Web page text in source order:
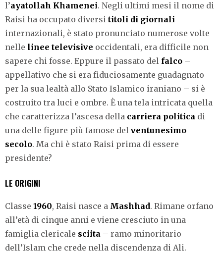
l’ayatollah Khamenei. Negli ultimi mesi il nome di
Raisi ha occupato diversi titoli di giornali
internazionali, è stato pronunciato numerose volte
nelle linee televisive occidentali, era difficile non
sapere chi fosse. Eppure il passato del falco –
appellativo che si era fiduciosamente guadagnato
per la sua lealtà allo Stato Islamico iraniano – si è
costruito tra luci e ombre. È una tela intricata quella
che caratterizza l’ascesa della carriera politica di
una delle figure più famose del ventunesimo
secolo. Ma chi è stato Raisi prima di essere
presidente?
LE ORIGINI
Classe 1960, Raisi nasce a Mashhad. Rimane orfano
all’età di cinque anni e viene cresciuto in una
famiglia clericale sciita – ramo minoritario
dell’Islam che crede nella discendenza di Ali.